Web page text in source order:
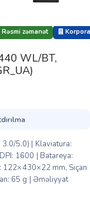
Rəsmi zəmanət
WL/BT,
5.0) | Klaviatura:
1600 | Batareya:
122×430×22 mm, Siçan
65 g | Əməliyyat